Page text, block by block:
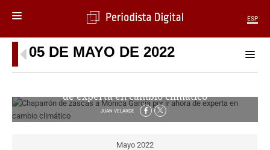
ESP
MENÚ
SECCIONES
MUNDO
PERIODISMO
05 DE MAYO DE 2022
de experta en cambio climático
JUAN VELARDE
Mayo 2022